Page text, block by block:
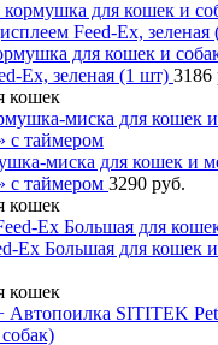
для кошек и
Ex, зеленая (1 шт) 3186
кошек
миска для кошек и
с таймером 3290 руб.
кошек
Ex Большая для кошек
кошек